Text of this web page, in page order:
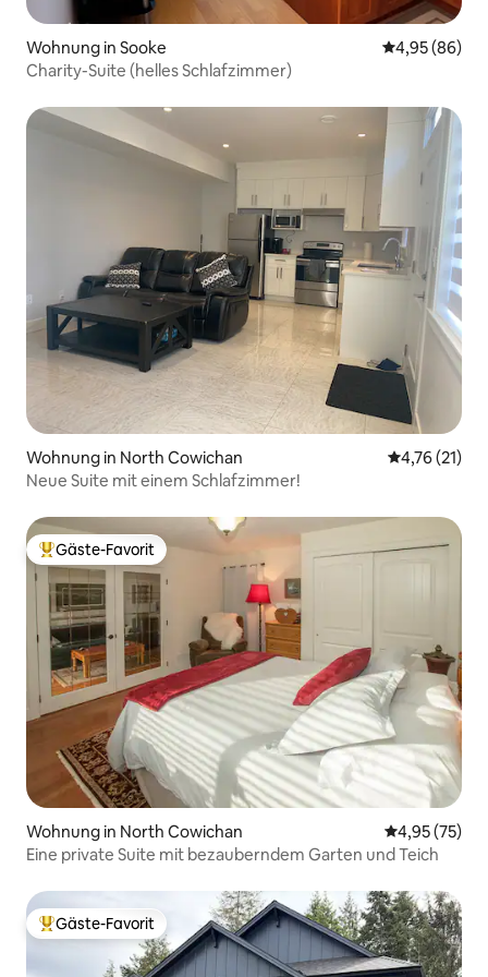
Wohnung in Sooke
4,95 (86)
Charity-Suite (helles Schlafzimmer)
Wohnung in North Cowichan
4,76 (21)
Neue Suite mit einem Schlafzimmer!
Beliebter Gäste-Favorit.
Gäste-Favorit
Wohnung in North Cowichan
4,95 (75)
Eine private Suite mit bezauberndem Garten und Teich
Beliebter Gäste-Favorit.
Gäste-Favorit